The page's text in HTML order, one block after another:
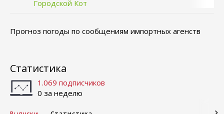
Городской Кот
Прогноз погоды по сообщениям импортных агенств
Статистика
1.069 подписчиков
0 за неделю